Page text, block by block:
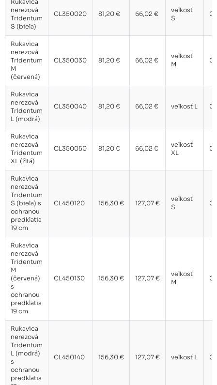
Rukavica
nerezová
Tridentum
S (biela)
CL350020 81,20 € 66,02 €
veľkosť
S
Rukavica
nerezová
Tridentum
M
(červená)
CL350030 81,20 € 66,02 €
veľkosť
M
Rukavica
nerezová
Tridentum
L (modrá)
CL350040 81,20 € 66,02 € veľkosť L
Rukavica
nerezová
Tridentum
XL (žltá)
CL350050 81,20 € 66,02 €
veľkosť
XL
Rukavica
nerezová
Tridentum
S (biela) s
ochranou
predklatia
19 cm
CL450120 156,30 € 127,07 €
veľkosť
S
Rukavica
nerezová
Tridentum
M
(červená)
s
ochranou
predklatia
19 cm
CL450130 156,30 € 127,07 €
veľkosť
M
Rukavica
nerezová
Tridentum
L (modrá)
s
ochranou
predklatia
CL450140 156,30 € 127,07 € veľkosť L